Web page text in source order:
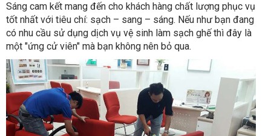
Sáng cam kết mang đến cho khách hàng chất lượng phục vụ
tốt nhất với tiêu chí: sạch – sang – sáng. Nếu như bạn đang
có nhu cầu sử dụng dịch vụ vệ sinh làm sạch ghế thì đây là
một "ứng cử viên" mà bạn không nên bỏ qua.